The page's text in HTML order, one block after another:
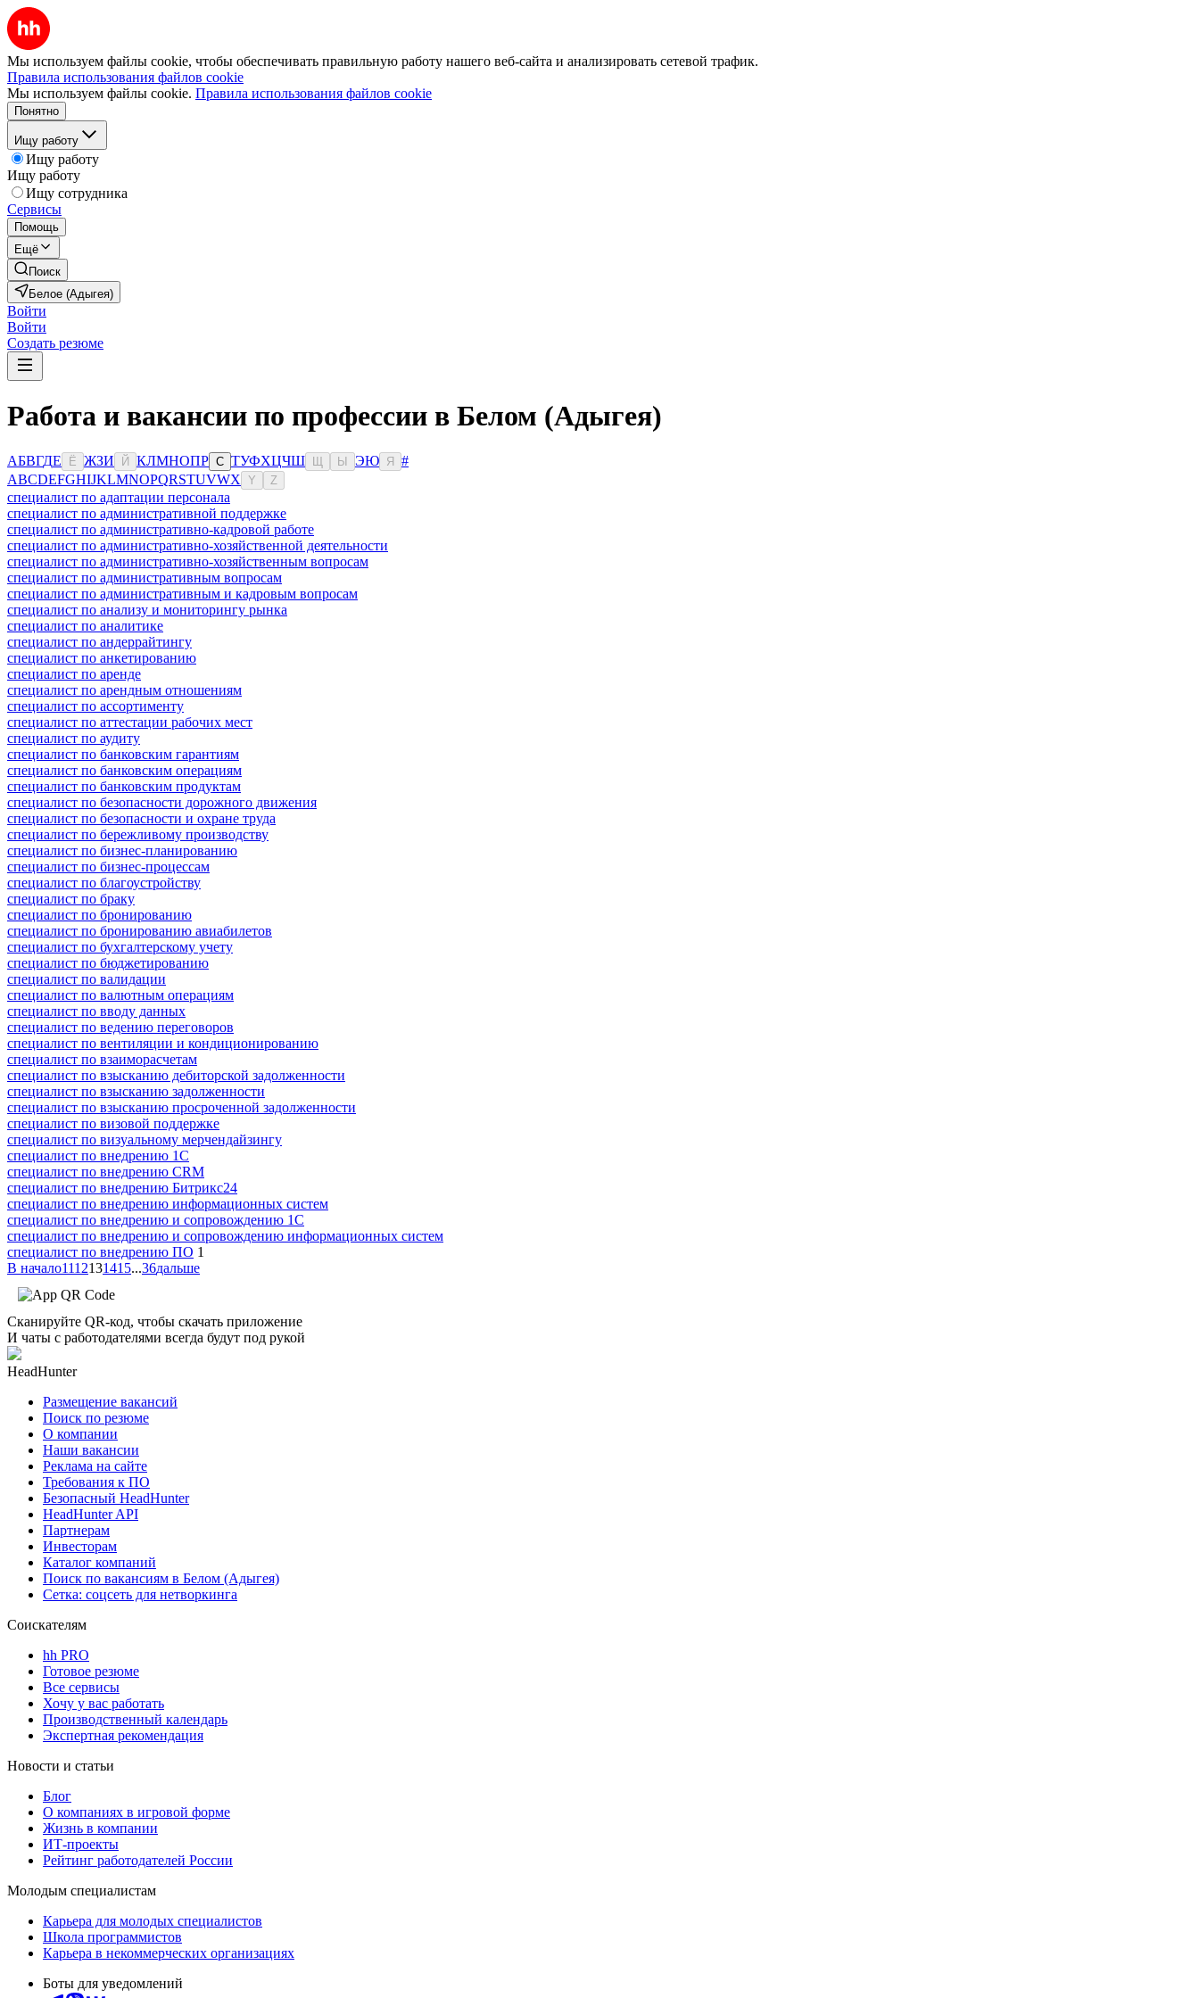
Мы используем файлы cookie, чтобы обеспечивать правильную работу нашего веб-сайта и анализировать сетевой трафик.
Правила использования файлов cookie
Мы используем файлы cookie. Правила использования файлов cookie
Понятно
Ищу работу
Ищу работу
Ищу работу
Ищу сотрудника
Сервисы
Помощь
Ещё
Поиск
Белое (Адыгея)
Войти
Войти
Создать резюме
Работа и вакансии по профессии в Белом (Адыгея)
АБВГДЕ Ё ЖЗИ Й КЛМНОПР С ТУФХЦЧШ Ы ЭЮ Я
#
ABCDEFGHIJKLMNOPQRSTUVWX Y Z
специалист по адаптации персонала
специалист по административной поддержке
специалист по административно-кадровой работе
специалист по административно-хозяйственной деятельности
специалист по административно-хозяйственным вопросам
специалист по административным вопросам
специалист по административным и кадровым вопросам
специалист по анализу и мониторингу рынка
специалист по аналитике
специалист по андеррайтингу
специалист по анкетированию
специалист по аренде
специалист по арендным отношениям
специалист по ассортименту
специалист по аттестации рабочих мест
специалист по аудиту
специалист по банковским гарантиям
специалист по банковским операциям
специалист по банковским продуктам
специалист по безопасности дорожного движения
специалист по безопасности и охране труда
специалист по бережливому производству
специалист по бизнес-планированию
специалист по бизнес-процессам
специалист по благоустройству
специалист по браку
специалист по бронированию
специалист по бронированию авиабилетов
специалист по бухгалтерскому учету
специалист по бюджетированию
специалист по валидации
специалист по валютным операциям
специалист по вводу данных
специалист по ведению переговоров
специалист по вентиляции и кондиционированию
специалист по взаиморасчетам
специалист по взысканию дебиторской задолженности
специалист по взысканию задолженности
специалист по взысканию просроченной задолженности
специалист по визовой поддержке
специалист по визуальному мерчендайзингу
специалист по внедрению 1С
специалист по внедрению CRM
специалист по внедрению Битрикс24
специалист по внедрению информационных систем
специалист по внедрению и сопровождению 1С
специалист по внедрению и сопровождению информационных систем
специалист по внедрению ПО 1
В начало1112131415...36дальше
Сканируйте QR-код, чтобы скачать приложение
И чаты с работодателями всегда будут под рукой
HeadHunter
Размещение вакансий
Поиск по резюме
О компании
Наши вакансии
Реклама на сайте
Требования к ПО
Безопасный HeadHunter
HeadHunter API
Партнерам
Инвесторам
Каталог компаний
Поиск по вакансиям в Белом (Адыгея)
Сетка: соцсеть для нетворкинга
Соискателям
hh PRO
Готовое резюме
Все сервисы
Хочу у вас работать
Производственный календарь
Экспертная рекомендация
Новости и статьи
Блог
О компаниях в игровой форме
Жизнь в компании
ИТ-проекты
Рейтинг работодателей России
Молодым специалистам
Карьера для молодых специалистов
Школа программистов
Карьера в некоммерческих организациях
Боты для уведомлений